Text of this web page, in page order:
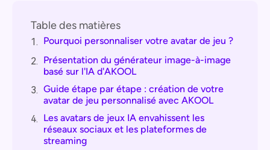
Table des matières
1. Pourquoi personnaliser votre avatar de jeu ?
2. Présentation du générateur image-à-image
basé sur l'IA d'AKOOL
3. Guide étape par étape : création de votre
avatar de jeu personnalisé avec AKOOL
4. Les avatars de jeux IA envahissent les
réseaux sociaux et les plateformes de
streaming